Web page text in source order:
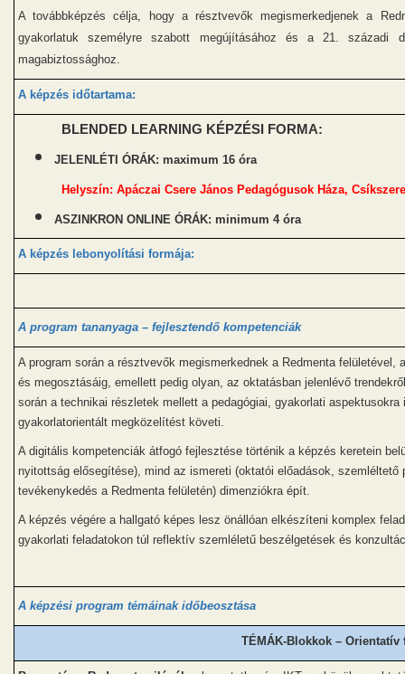
A továbbképzés célja, hogy a résztvevők megismerkedjenek a
gyakorlatuk személyre szabott megújításához és a 21. századi
magabiztossághoz.
A képzés időtartama:
BLENDED LEARNING KÉPZÉSI FORMA:
JELENLÉTI ÓRÁK: maximum 16 óra
Helyszín: Apáczai Csere János Pedagógusok Háza,
ASZINKRON ONLINE ÓRÁK: minimum 4 óra
A képzés lebonyolítási formája:
A program tananyaga – fejlesztendő kompetenciák
A program során a résztvevők megismerkednek a Redmenta
és megosztásáig, emellett pedig olyan, az oktatásban jelenlévő
során a technikai részletek mellett a pedagógiai, gyakorlati
gyakorlatorientált megközelítést követi.
A digitális kompetenciák átfogó fejlesztése történik a képzés keretein
nyitottság elősegítése), mind az ismereti (oktatói előadások,
tevékenykedés a Redmenta felületén) dimenziókra épít.
A képzés végére a hallgató képes lesz önállóan elkészíteni komplex
gyakorlati feladatokon túl reflektív szemléletű beszélgetések és
A képzési program témáinak időbeosztása
TÉMÁK-Blokkok – Orientatív